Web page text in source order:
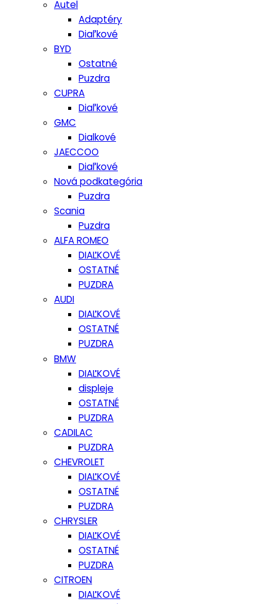
Autel
Adaptéry
Diaľkové
BYD
Ostatné
Puzdra
CUPRA
Diaľkové
GMC
Dialkové
JAECCOO
Diaľkové
Nová podkategória
Puzdra
Scania
Puzdra
ALFA ROMEO
DIAĽKOVÉ
OSTATNÉ
PUZDRA
AUDI
DIAĽKOVÉ
OSTATNÉ
PUZDRA
BMW
DIAĽKOVÉ
displeje
OSTATNÉ
PUZDRA
CADILAC
PUZDRA
CHEVROLET
DIAĽKOVÉ
OSTATNÉ
PUZDRA
CHRYSLER
DIAĽKOVÉ
OSTATNÉ
PUZDRA
CITROEN
DIAĽKOVÉ